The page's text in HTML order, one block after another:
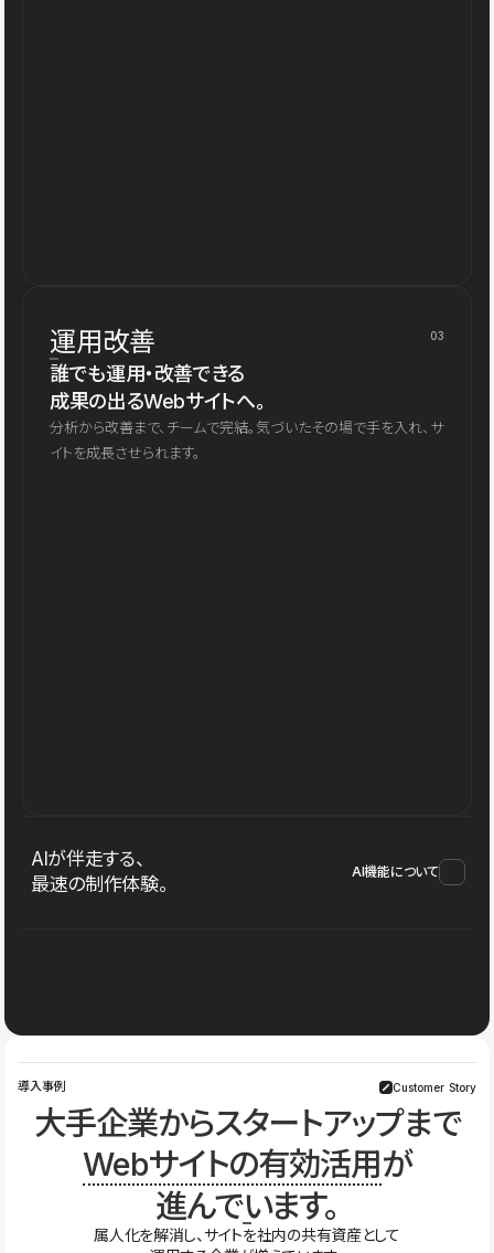
運用改善 03
誰でも運用・改善できる
成果の出るWebサイトへ。
分析から改善まで、チームで完結。気づいたその場で手を入れ、サ
イトを成長させられます。
AIが伴走する、
最速の制作体験。
AI機能について
導入事例 Customer Story
大手企業からスタートアップまで
Webサイトの有効活用が
進んでいます。
属人化を解消し、サイトを社内の共有資産として